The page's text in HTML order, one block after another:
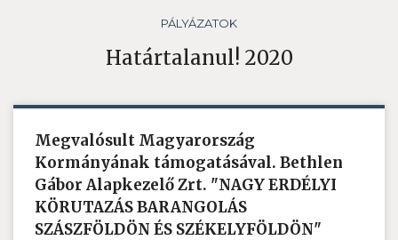
PÁLYÁZATOK
Határtalanul! 2020
Megvalósult Magyarország
Kormányának támogatásával. Bethlen
Gábor Alapkezelő Zrt. "NAGY ERDÉLYI
KÖRUTAZÁS BARANGOLÁS
SZÁSZFÖLDÖN ÉS SZÉKELYFÖLDÖN"